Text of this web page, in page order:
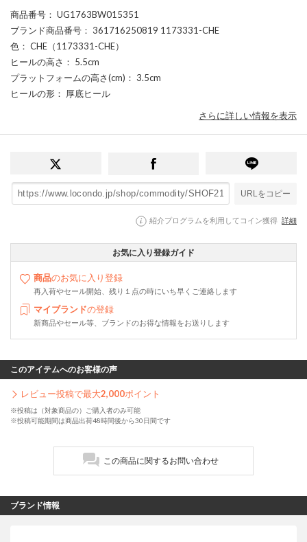
商品番号 ： UG1763BW015351
ブランド商品番号 ： 361716250819 1173331-CHE
色 ： CHE（1173331-CHE）
ヒールの高さ ： 5.5cm
プラットフォームの高さ(cm) ： 3.5cm
ヒールの形 ： 厚底ヒール
さらに詳しい情報を表示
URLをコピー
紹介プログラムを利用してコイン獲得 詳細
お気に入り登録ガイド
商品のお気に入り登録
再入荷やセール開始、残り１点の時にいち早くご連絡します
マイブランドの登録
新商品やセール等、ブランドのお得な情報をお送りします
このアイテムへのお客様の声
レビュー投稿で最大2,000ポイント
※投稿は（対象商品の）ご購入者のみ可能
※投稿可能期間は商品出荷48時間後から30日間です
この商品に関するお問い合わせ
ブランド情報